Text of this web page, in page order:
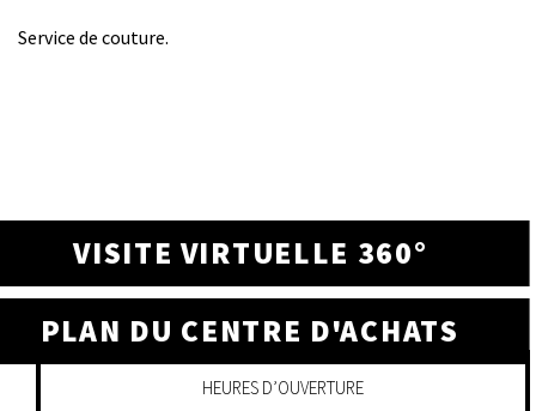
Service de couture.
VISITE VIRTUELLE 360°
PLAN DU CENTRE D'ACHATS
HEURES D’OUVERTURE